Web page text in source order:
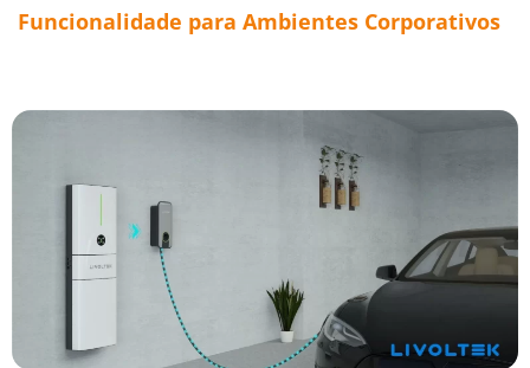
Funcionalidade para Ambientes Corporativos